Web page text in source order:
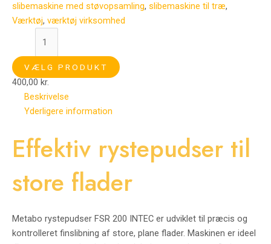
slibemaskine med støvopsamling, slibemaskine til træ,
Værktøj, værktøj virksomhed
VÆLG PRODUKT
400,00 kr.
Beskrivelse
Yderligere information
Effektiv rystepudser til
store flader
Metabo rystepudser FSR 200 INTEC er udviklet til præcis og
kontrolleret finslibning af store, plane flader. Maskinen er ideel